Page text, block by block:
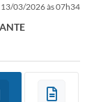
03/2026 às 07h34